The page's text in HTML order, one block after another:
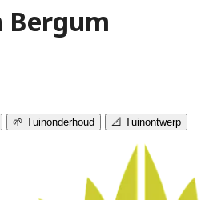
Bergum
🌱 Tuinonderhoud 📐 Tuinontwerp